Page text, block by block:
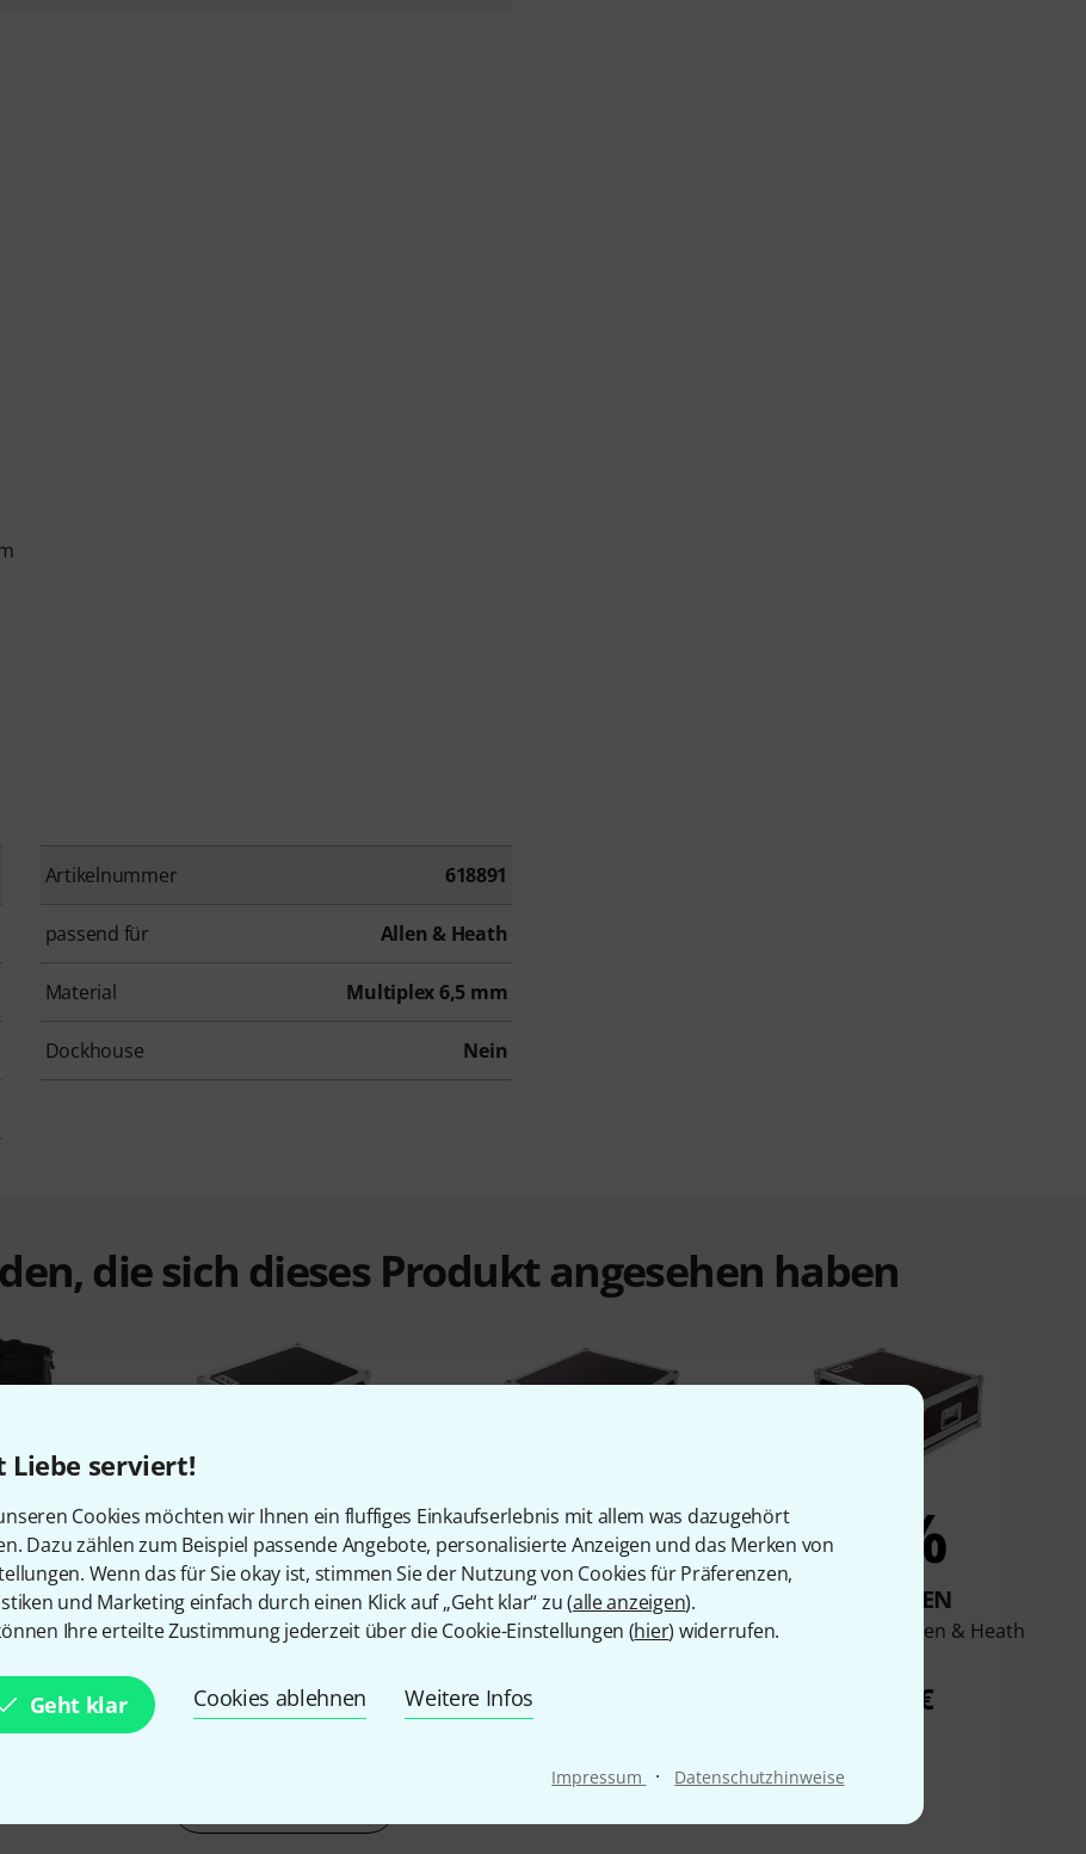
Liebe serviert!
Cookies möchten wir Ihnen ein fluffiges Einkaufserlebnis mit allem was dazugehört
Dazu zählen zum Beispiel passende Angebote, personalisierte Anzeigen und das Merken von
Wenn das für Sie okay ist, stimmen Sie der Nutzung von Cookies für Präferenzen,
und Marketing einfach durch einen Klick auf „Geht klar“ zu (alle anzeigen).
Ihre erteilte Zustimmung jederzeit über die Cookie-Einstellungen (hier) widerrufen.
Geht klar Cookies ablehnen Weitere Infos
Impressum · Datenschutzhinweise
Artikelnummer 618891
passend für Allen & Heath
Material Multiplex 6,5 mm
Dockhouse Nein
die sich dieses Produkt angesehen haben
2621
4%
KAUFTEN
Thon Case Allen & Heath QU-5
3%
KAUFTEN
Thon Case for Allen & Heath
3%
KAUFTEN
Thon Case for Allen & Heath
279 €